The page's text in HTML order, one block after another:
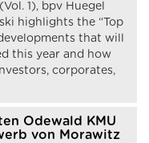
1), bpv Huegel
highlights the “Top
that will
this year and how
corporates,
Odewald KMU
von Morawitz